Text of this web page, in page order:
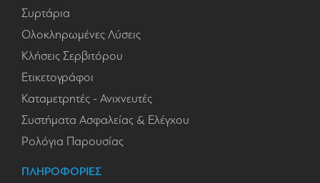
Συρτάρια
Ολοκληρωμένες Λύσεις
Κλήσεις Σερβιτόρου
Ετικετογράφοι
Καταμετρητές - Ανιχνευτές
Συστήματα Ασφαλείας & Ελέγχου
Ρολόγια Παρουσίας
ΠΛΗΡΟΦΟΡΙΕΣ